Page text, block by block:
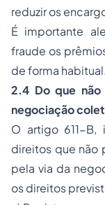
reduzir os
É importante
fraude os
de forma habitual.
2.4 Do que
negociação
O artigo 611-B,
direitos que não
pela via da
os direitos